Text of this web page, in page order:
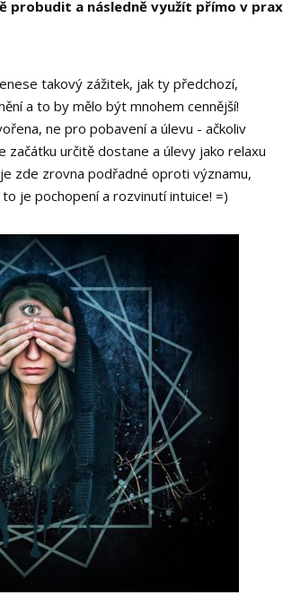
probudit a následně využít přímo v
takový zážitek, jak ty předchozí,
a to by mělo být mnohem cennější!
ne pro pobavení a úlevu - ačkoliv
určitě dostane a úlevy jako relaxu
zde zrovna podřadné oproti významu,
je pochopení a rozvinutí intuice! =)